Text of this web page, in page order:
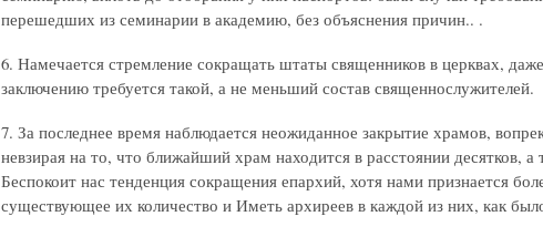
перешедших из семинарии в академию, без объяснения причин.. .
6. Намечается стремление сокращать штаты священников в церквах,
заключению требуется такой, а не меньший состав священнослужителей.
7. За последнее время наблюдается неожиданное закрытие храмов,
невзирая на то, что ближайший храм находится в расстоянии десятков, а
Беспокоит нас тенденция сокращения епархий, хотя нами признается
существующее их количество и Иметь архиреев в каждой из них, как